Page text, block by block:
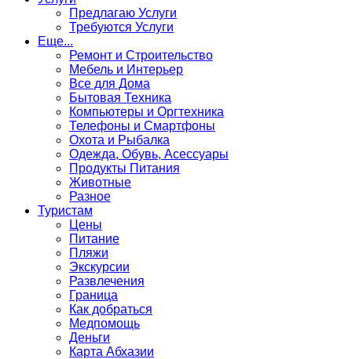
Предлагаю Услуги
Требуются Услуги
Еще...
Ремонт и Строительство
Мебель и Интерьер
Все для Дома
Бытовая Техника
Компьютеры и Оргтехника
Телефоны и Смартфоны
Охота и Рыбалка
Одежда, Обувь, Асессуары
Продукты Питания
Животные
Разное
Туристам
Цены
Питание
Пляжи
Экскурсии
Развлечения
Граница
Как добраться
Медпомощь
Деньги
Карта Абхазии